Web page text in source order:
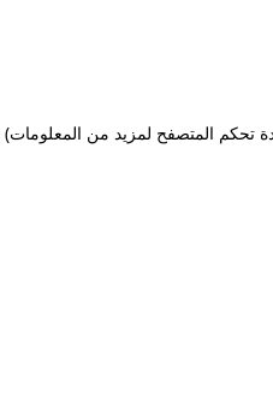
تحكم المتصفح لمزيد من المعلومات)